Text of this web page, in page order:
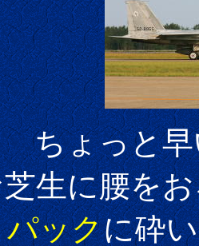
早いで
生に腰を
ックに砕